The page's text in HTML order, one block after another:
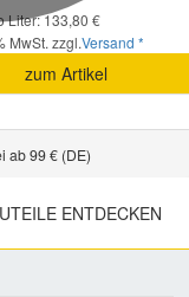
Liter: 133,80 €
MwSt. zzgl.Versand *
zum Artikel
ab 99 € (DE)
ENTDECKEN